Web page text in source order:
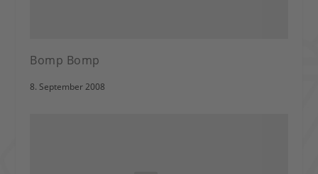
Bomp Bomp
8. September 2008